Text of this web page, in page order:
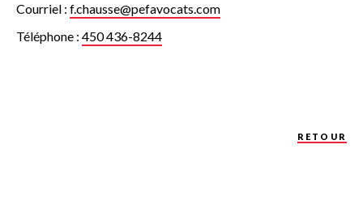
Courriel : f.chausse@pefavocats.com
Téléphone : 450 436-8244
RETOUR